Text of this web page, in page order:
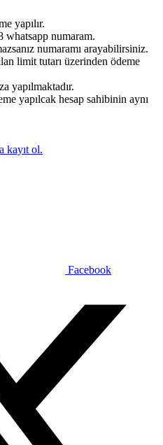
yapılır.
whatsapp numaram.
numaramı arayabilirsiniz.
limit tutarı üzerinden ödeme
yapılmaktadır.
yapılcak hesap sahibinin aynı
kayıt ol.
Facebook